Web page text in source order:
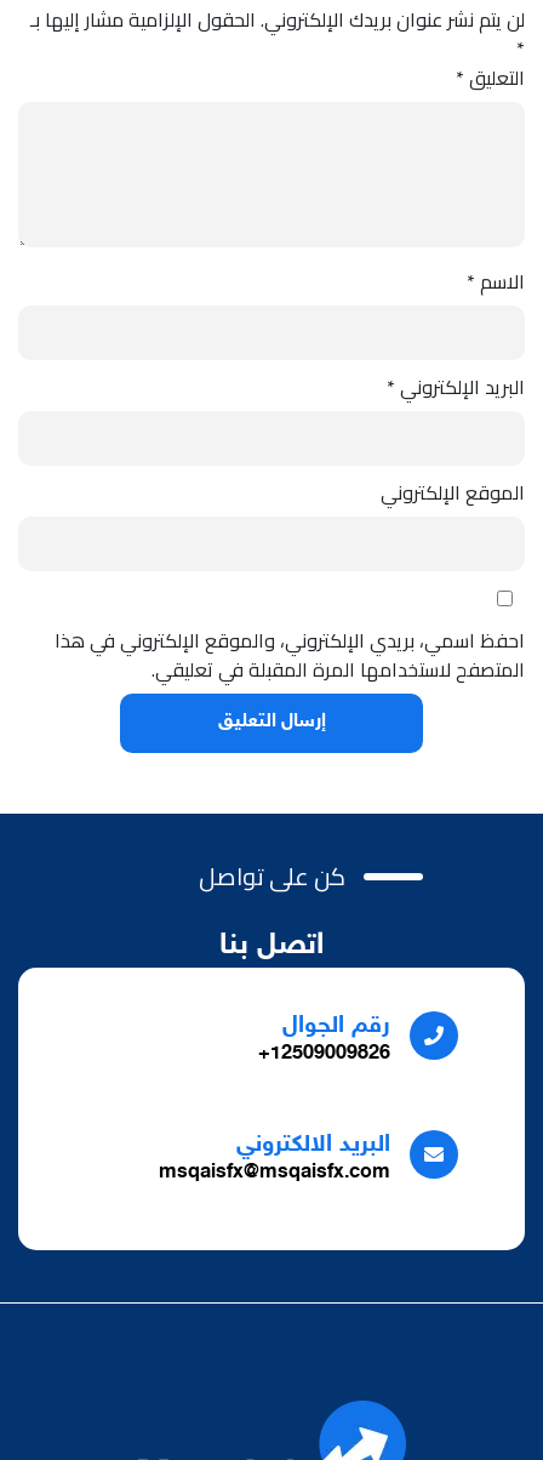
لن يتم نشر عنوان بريدك الإلكتروني. الحقول الإلزامية مشار إليها بـ
*
التعليق*
الاسم*
البريد الإلكتروني*
الموقع الإلكتروني
احفظ اسمي، بريدي الإلكتروني، والموقع الإلكتروني في هذا
المتصفح لاستخدامها المرة المقبلة في تعليقي.
كن على تواصل
اتصل بنا
رقم الجوال
12509009826+
البريد الالكتروني
msqaisfx@msqaisfx.com